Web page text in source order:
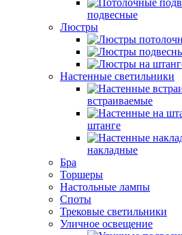
подвесные
Люстры
Настенные светильники
встраиваемые
штанге
накладные
Бра
Торшеры
Настольные лампы
Споты
Трековые светильники
Уличное освещение